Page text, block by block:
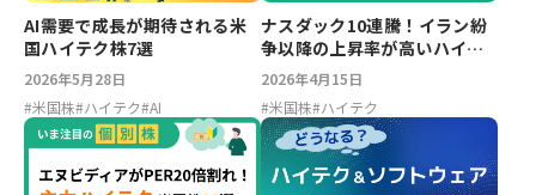
AI需要で成長が期待される米
国ハイテク株7選
2026年5月28日
#米国株#ハイテク#AI
ナスダック10連騰！イラン紛
争以降の上昇率が高いハイテ
ク米国株20銘柄
2026年4月15日
#米国株#ハイテク